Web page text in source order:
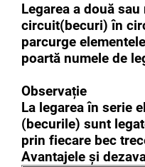
Legarea a două
circuit(becuri) în
parcurge
poartă numele de
Observație
La legarea în serie
(becurile) sunt
prin fiecare bec
Avantajele și